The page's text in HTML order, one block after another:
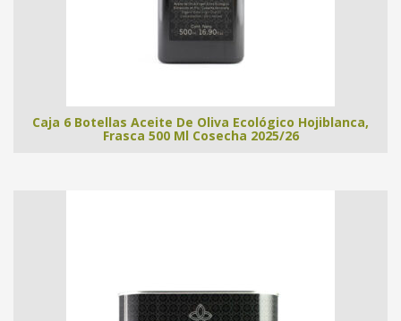
Caja 6 Botellas Aceite De Oliva Ecológico Hojiblanca,
Frasca 500 Ml Cosecha 2025/26